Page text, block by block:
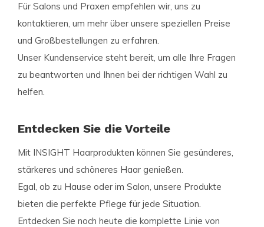
Für Salons und Praxen empfehlen wir, uns zu
kontaktieren, um mehr über unsere speziellen Preise
und Großbestellungen zu erfahren.
Unser Kundenservice steht bereit, um alle Ihre Fragen
zu beantworten und Ihnen bei der richtigen Wahl zu
helfen.
Entdecken Sie die Vorteile
Mit INSIGHT Haarprodukten können Sie gesünderes,
stärkeres und schöneres Haar genießen.
Egal, ob zu Hause oder im Salon, unsere Produkte
bieten die perfekte Pflege für jede Situation.
Entdecken Sie noch heute die komplette Linie von